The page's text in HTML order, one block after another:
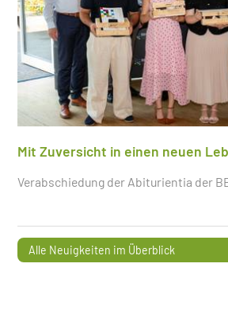
Mit Zuversicht in einen neuen
Verabschiedung der Abiturientia der
Alle Neuigkeiten im Überblick